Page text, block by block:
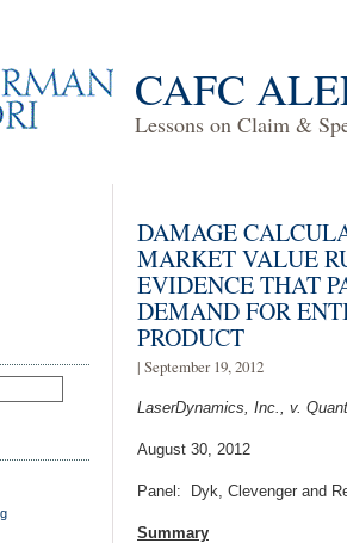
CAFC
Lessons on Claim &
DAMAGE
MARKET VALUE
EVIDENCE THAT
DEMAND FOR
PRODUCT
| September 19, 2012
LaserDynamics, Inc., v.
August 30, 2012
Panel: Dyk, Clevenger and
Summary